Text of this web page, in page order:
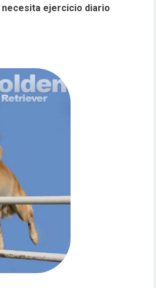
necesita ejercicio diario